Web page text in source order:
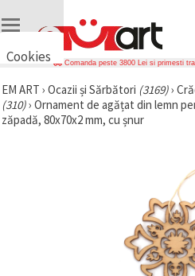
Cookies
vrem să vă
oferim
câteva
cookie -uri.
Comanda peste 3800 Lei si primesti
EM ART › Ocazii și Sărbători (3169)›
(310)› Ornament de agățat din lemn
zăpadă, 80x70x2 mm, cu șnur